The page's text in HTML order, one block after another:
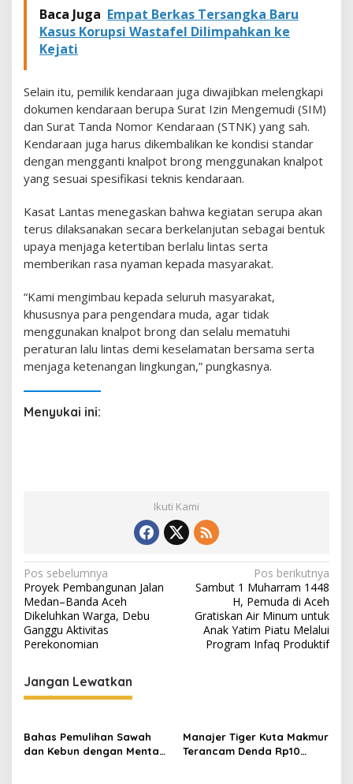
Baca Juga Empat Berkas Tersangka Baru
Kasus Korupsi Wastafel Dilimpahkan ke
Kejati
Selain itu, pemilik kendaraan juga diwajibkan melengkapi
dokumen kendaraan berupa Surat Izin Mengemudi (SIM)
dan Surat Tanda Nomor Kendaraan (STNK) yang sah.
Kendaraan juga harus dikembalikan ke kondisi standar
dengan mengganti knalpot brong menggunakan knalpot
yang sesuai spesifikasi teknis kendaraan.
Kasat Lantas menegaskan bahwa kegiatan serupa akan
terus dilaksanakan secara berkelanjutan sebagai bentuk
upaya menjaga ketertiban berlalu lintas serta
memberikan rasa nyaman kepada masyarakat.
“Kami mengimbau kepada seluruh masyarakat,
khususnya para pengendara muda, agar tidak
menggunakan knalpot brong dan selalu mematuhi
peraturan lalu lintas demi keselamatan bersama serta
menjaga ketenangan lingkungan,” pungkasnya.
Menyukai ini:
Ikuti Kami
N
a
v
i
a
i
p
Pos sebelumnya
Proyek Pembangunan Jalan
Medan–Banda Aceh
Dikeluhkan Warga, Debu
Ganggu Aktivitas
Perekonomian
Pos berikutnya
Sambut 1 Muharram 1448
H, Pemuda di Aceh
Gratiskan Air Minum untuk
Anak Yatim Piatu Melalui
Program Infaq Produktif
Jangan Lewatkan
Bahas Pemulihan Sawah
dan Kebun dengan Mentan,
Manajer Tiger Kuta Makmur
Terancam Denda Rp10